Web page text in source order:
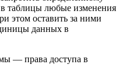
таблицы любые изменения
этом оставить за ними
данных в
— права доступа в